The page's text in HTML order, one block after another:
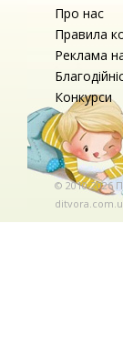
Про нас
Правила
Реклама
Конкурси
© 2010-2026